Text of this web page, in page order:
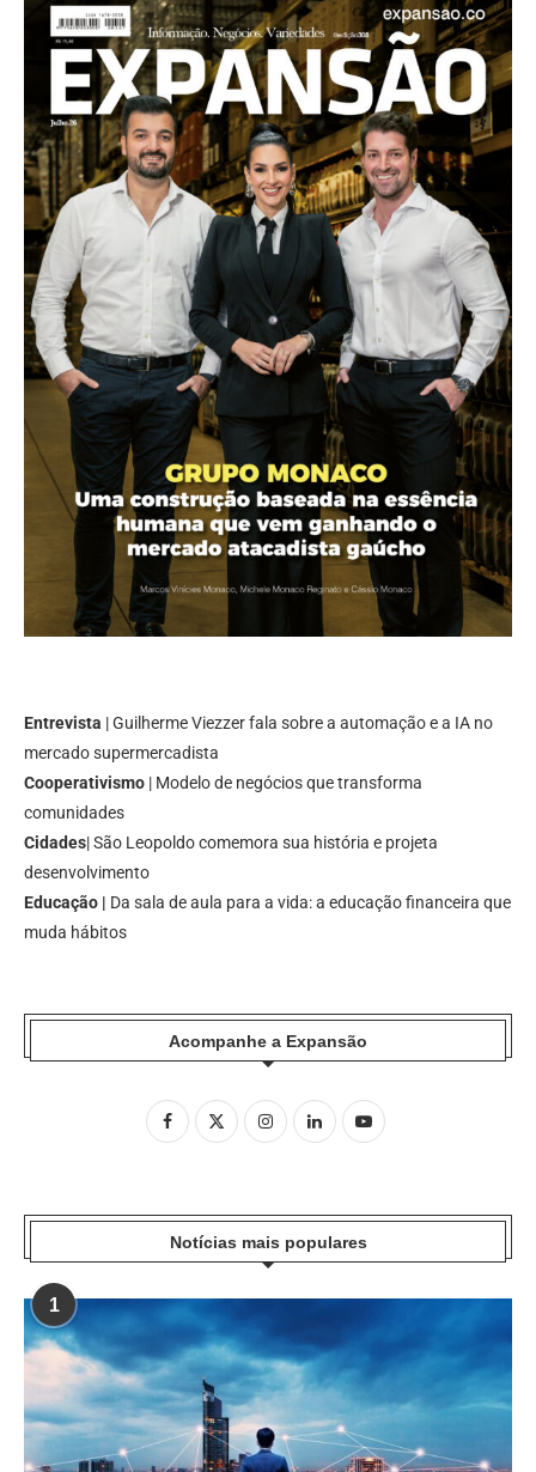
Entrevista | Guilherme Viezzer fala sobre a automação e a IA no
mercado supermercadista
Cooperativismo | Modelo de negócios que transforma
comunidades
Cidades| São Leopoldo comemora sua história e projeta
desenvolvimento
Educação | Da sala de aula para a vida: a educação financeira que
muda hábitos
Acompanhe a Expansão
Notícias mais populares
1